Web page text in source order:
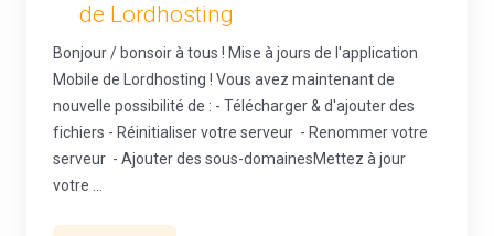
de Lordhosting
Bonjour / bonsoir à tous ! Mise à jours de l'application
Mobile de Lordhosting ! Vous avez maintenant de
nouvelle possibilité de : - Télécharger & d'ajouter des
fichiers - Réinitialiser votre serveur - Renommer votre
serveur - Ajouter des sous-domainesMettez à jour
votre ...